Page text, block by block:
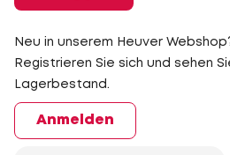
Neu in unserem Heuver
Registrieren Sie sich und sehen
Lagerbestand.
Anmelden